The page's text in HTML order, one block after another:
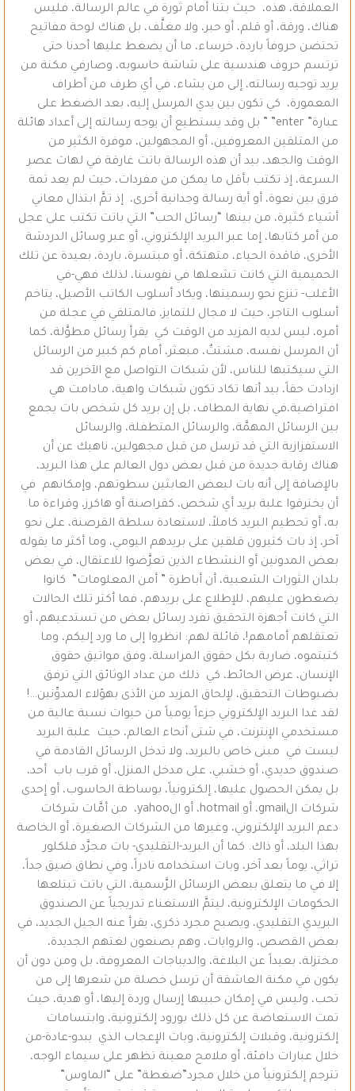
العملاقة، هذه، حيث بتنا أمام ثورة في عالم الرسالة، فليس
هناك، ورقة، أو قلم، أو حبر، ولا مغلَّف، بل هناك لوحة مفاتيح
تحتضن حروفاً باردة، خرساء، ما أن يضغط عليها أحدنا حتى
ترتسم حروف هندسية على شاشة حاسوبه، وصارفي مكنة من
يريد توجيه رسالته، إلى من يشاء، في أي طرف من أطراف
المعمورة، كي تكون بين يدي المرسل إليه، بعد الضغط على
عبارة” enter” ” بل وقد يستطيع أن يوجه رسالته إلى أعداد هائلة
من المتلقين المعروفين، أو المجهولين، موفرة الكثير من
الوقت والجهد، بيد أن هذه الرسالة باتت غارقة في لهاث عصر
السرعة، إذ تكتب بأقل ما يمكن من مفردات، حيث لم يعد ثمة
فرق بين نعوة، أو أية رسالة وجدانية أخرى، إذ تمَّ ابتذال معاني
أشياء كثيرة، من بينها “رسائل الحب” التي باتت تكتب على عجل
من أمر كتابها، إما عبر البريد الإلكتروني، أو عبر وسائل الدردشة
الأخرى، فاقدة الحياء، متهتكة، أو مبتسرة، باردة، بعيدة عن تلك
الحميمية التي كانت تشعلها في نفوسنا، لذلك فهي-في
الأغلب- تنزع نحو رسميتها، ويكاد أسلوب الكاتب الأصيل، يتاخم
أسلوب التاجر، حيث لا مجال للتمايز، فالمتلقي في عجلة من
أمره، ليس لديه المزيد من الوقت كي يقرأ رسائل مطوَّلة، كما
أن المرسل نفسه، مشتتٌ، مبعثر، أمام كم كبير من الرسائل
التي سيكتبها للناس، لأن شبكات التواصل مع الآخرين قد
ازدادت حقاً، بيد أنها تكاد تكون شبكات واهية، مادامت هي
افتراضية،في نهاية المطاف، بل إن بريد كل شخص بات يجمع
بين الرسائل المهمَّة، والرسائل المتطفلة، والرسائل
الاستفزازية التي قد ترسل من قبل مجهولين، ناهيك عن أن
هناك رقابة جديدة من قبل بعض دول العالم على هذا البريد،
بالإضافة إلى أنه بات لبعض العابثين سطوتهم، وإمكانهم في
أن يخترقوا علبة بريد أي شخص، كقراصنة أو هاكرز، وقراءة ما
به، أو تحطيم البريد كاملاً، لاستعادة سلطة القرصنة، على نحو
آخر، إذ بات كثيرون قلقين على بريدهم اليومي، وما أكثر ما يقوله
بعض المدونين أو النشطاء الذين تعرَّضوا للاعتقال، في بعض
بلدان الثورات الشعبية، أن أباطرة ” أمن المعلومات” كانوا
يضغطون عليهم، للإطلاع على بريدهم، فما أكثر تلك الحالات
التي كانت أجهزة التحقيق تفرد رسائل بعض من تستدعيهم، أو
تعتقلهم أمامهم!، قائلة لهم: انظروا إلى ما ورد إليكم، وما
كتبتموه، ضاربة بكل حقوق المراسلة، وفق مواثيق حقوق
الإنسان، عرض الحائط، كي ذلك من عداد الوثائق التي ترفق
بضبوطات التحقيق، لإلحاق المزيد من الأذى بهؤلاء المدوِّنين…!
لقد غدا البريد الإلكتروني جزءاً يومياً من حيوات نسبة عالية من
مستخدمي الإنترنت، في شتى أنحاء العالم، حيث علبة البريد
ليست في مبنى خاص بالبريد، ولا تدخل الرسائل القادمة في
صندوق حديدي، أو خشبي، على مدخل المنزل، أو قرب باب أحد،
بل يمكن الحصول عليها، إلكترونياً، بوساطة الحاسوب، أو إحدى
شركات الgmail، أو hotmail، أو الyahoo، من أمَّات شركات
دعم البريد الإلكتروني، وغيرها من الشركات الصغيرة، أو الخاصة
بهذا البلد، أو ذاك. كما أن البريد-التقليدي- بات مجرَّد فلكلور
تراثي، يوماً بعد آخر، وبات استخدامه نادراً، وفي نطاق ضيق جداً،
إلا في ما يتعلق ببعض الرسائل الرَّسمية، التي باتت تبتلعها
الحكومات الإلكترونية، ليتمَّ الاستغناء تدريجياً عن الصندوق
البريدي التقليدي، ويصبح مجرد ذكرى، يقرأ عنه الجيل الجديد، في
بعض القصص، والروايات، وهم يصنعون لغتهم الجديدة،
مختزلة، بعيداً عن البلاغة، والديباجات المعروفة، بل ومن دون أن
يكون في مكنة العاشقة أن ترسل خصلة من شعرها إلى من
تحب، وليس في إمكان حبيبها إرسال وردة إليها، أو هدية، حيث
تمت الاستعاضة عن كل ذلك بورود إلكترونية، وابتسامات
إلكترونية، وقبلات إلكترونية، وبات الإعجاب الذي يبدو-عادة-من
خلال عبارات دافئة، أو ملامح معينة تظهر على سيماء الوجه،
تترجم إلكترونياً من خلال مجرد”ضغطة” على “الماوس”